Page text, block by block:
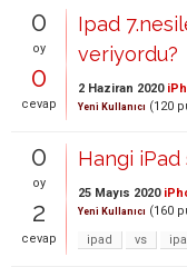
0
oy
0
cevap
Ipad
veriyordu?
2 Haziran 2020
Yeni Kullanıcı (120
0
oy
2
cevap
Hangi iPad
25 Mayıs 2020
Yeni Kullanıcı (160
ipad
vs